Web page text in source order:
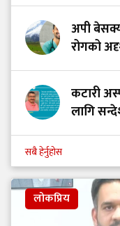
अपी
रोगको
कटारी
लागि
सबै हेर्नुहोस
लोकप्रिय